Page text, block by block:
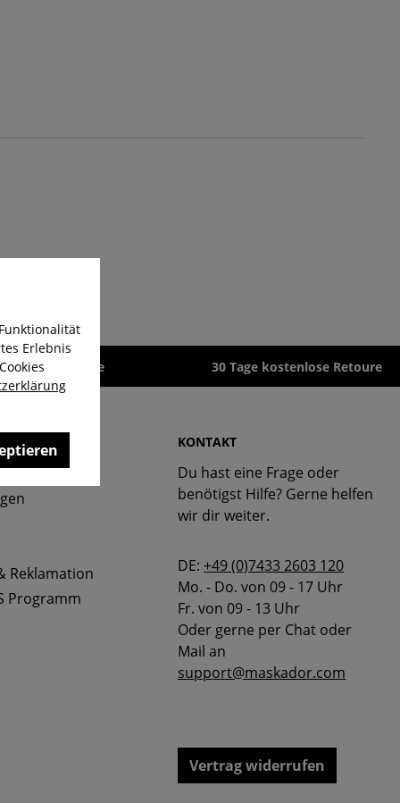
1-3 Werktage 30 Tage kostenlose Retoure
FAQ
Reklamation
Programm
KONTAKT
Du hast eine Frage oder
benötigst Hilfe? Gerne helfen
wir dir weiter.
DE:+49 (0)7433 2603 120
Mo. - Do. von 09 - 17 Uhr
Fr. von 09 - 13 Uhr
Oder gerne per Chat oder
Mail an
support@maskador.com
Vertrag widerrufen
Erlebnis